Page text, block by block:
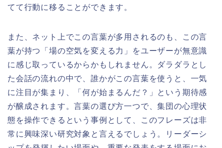
てて行動に移ることができます。
また、ネット上でこの言葉が多用されるのも、この言
葉が持つ「場の空気を変える力」をユーザーが無意識
に感じ取っているからかもしれません。ダラダラとし
た会話の流れの中で、誰かがこの言葉を使うと、一気
に注目が集まり、「何が始まるんだ？」という期待感
が醸成されます。言葉の選び方一つで、集団の心理状
態を操作できるという事例として、このフレーズは非
常に興味深い研究対象と言えるでしょう。リーダーシ